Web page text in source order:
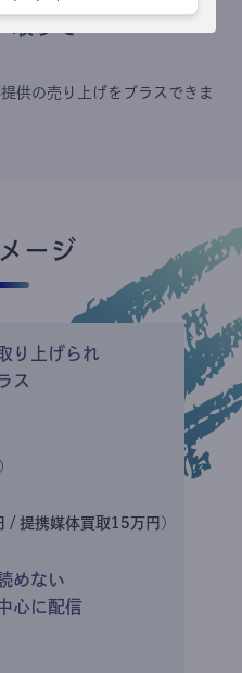
りで
供の売り上げをプラスできま
ージ
り上げられ
ス
/ 提携媒体買取15万円)
めない
心に配信